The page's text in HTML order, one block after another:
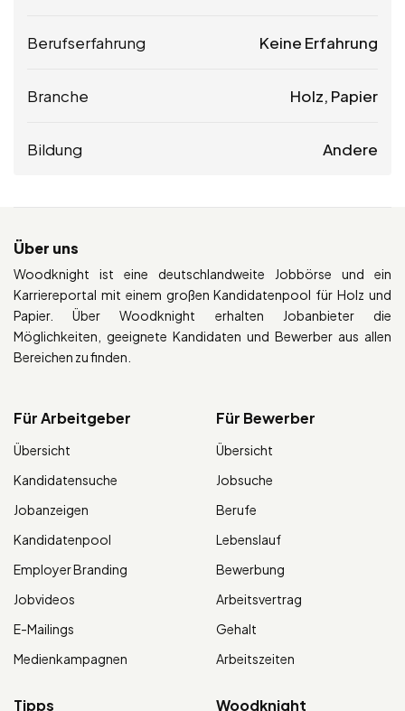
Berufserfahrung Keine Erfahrung
Branche Holz, Papier
Bildung Andere
Über uns
Woodknight ist eine deutschlandweite Jobbörse und ein
Karriereportal mit einem großen Kandidatenpool für Holz und
Papier. Über Woodknight erhalten Jobanbieter die
Möglichkeiten, geeignete Kandidaten und Bewerber aus allen
Bereichen zu finden.
Für Arbeitgeber
Übersicht
Kandidatensuche
Jobanzeigen
Kandidatenpool
Employer Branding
Jobvideos
E-Mailings
Medienkampagnen
Für Bewerber
Übersicht
Jobsuche
Berufe
Lebenslauf
Bewerbung
Arbeitsvertrag
Gehalt
Arbeitszeiten
Tipps Woodknight